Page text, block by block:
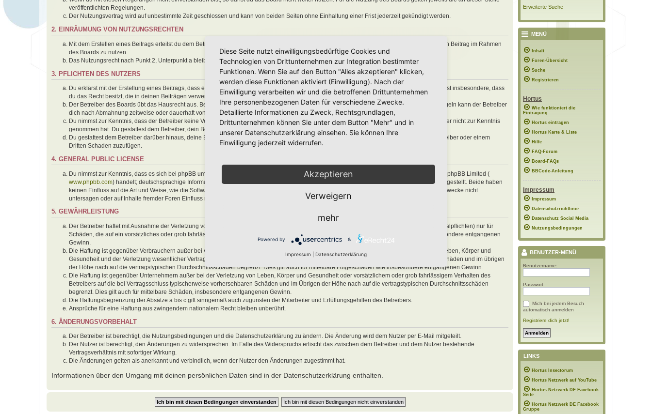
veröffentlichten Regelungen.
Der Nutzungsvertrag wird auf unbestimmte Zeit geschlossen und kann von beiden Seiten ohne Einhaltung einer Frist jederzeit gekündigt werden.
2. EINRÄUMUNG VON NUTZUNGSRECHTEN
Mit dem Erstellen eines Beitrags erteilst du dem Betreiber ein einfaches, zeitlich und räumlich unbeschränktes und unentgeltliches Recht, deinen Beitrag im Rahmen
des Boards zu nutzen.
Das Nutzungsrecht nach Punkt 2, Unterpunkt a bleibt auch nach Kündigung des Nutzungsvertrages bestehen.
3. PFLICHTEN DES NUTZERS
Du erklärst mit der Erstellung eines Beitrags, dass er keine Inhalte enthält, die gegen geltendes Recht oder die guten Sitten verstoßen. Du erklärst insbesondere, dass
du das Recht besitzt, die in deinen Beiträgen verwendeten Links und Bilder zu setzen bzw. zu verwenden.
Der Betreiber des Boards übt das Hausrecht aus. Bei Verstößen gegen diese Nutzungsbedingungen oder anderer im Board veröffentlichten Regeln kann der Betreiber
dich nach Abmahnung zeitweise oder dauerhaft von der Nutzung dieses Boards ausschließen und dir ein Hausverbot erteilen.
Du nimmst zur Kenntnis, dass der Betreiber keine Verantwortung für die Inhalte von Beiträgen übernimmt, die er nicht selbst erstellt hat oder die er nicht zur Kenntnis
genommen hat. Du gestattest dem Betreiber, dein Benutzerkonto, Beiträge und Funktionen jederzeit zu löschen oder zu sperren.
Du gestattest dem Betreiber darüber hinaus, deine Beiträge abzuändern, sofern sie gegen o. g. Regeln verstoßen oder geeignet sind, dem Betreiber oder einem
Dritten Schaden zuzufügen.
4. GENERAL PUBLIC LICENSE
Du nimmst zur Kenntnis, dass es sich bei phpBB um eine unter der „ GNU General Public License v2“ (GPL) bereitgestellten Foren-Software von phpBB Limited (
www.phpbb.com) handelt; deutschsprachige Informationen werden durch die deutschsprachige Community unter
zur Verfügung gestellt. Beide haben
keinen Einfluss auf die Art und Weise, wie die Software verwendet wird. Sie können insbesondere die Verwendung der Software für bestimmte Zwecke nicht
untersagen oder auf Inhalte fremder Foren Einfluss nehmen.
5. GEWÄHRLEISTUNG
Der Betreiber haftet mit Ausnahme der Verletzung von Leben, Körper und Gesundheit und der Verletzung wesentlicher Vertragspflichten (Kardinalpflichten) nur für
Schäden, die auf ein vorsätzliches oder grob fahrlässiges Verhalten zurückzuführen sind. Dies gilt auch für mittelbare Folgeschäden wie insbesondere entgangenen
Gewinn.
Die Haftung ist gegenüber Verbrauchern außer bei vorsätzlichem oder grob fahrlässigem Verhalten oder bei Schäden aus der Verletzung von Leben, Körper und
Gesundheit und der Verletzung wesentlicher Vertragspflichten (Kardinalpflichten) auf die bei Vertragsschluss typischerweise vorhersehbaren Schäden und im übrigen
der Höhe nach auf die vertragstypischen Durchschnittsschäden begrenzt. Dies gilt auch für mittelbare Folgeschäden wie insbesondere entgangenen Gewinn.
Die Haftung ist gegenüber Unternehmern außer bei der Verletzung von Leben, Körper und Gesundheit oder vorsätzlichem oder grob fahrlässigem Verhalten des
Betreibers auf die bei Vertragsschluss typischerweise vorhersehbaren Schäden und im Übrigen der Höhe nach auf die vertragstypischen Durchschnittsschäden
begrenzt. Dies gilt auch für mittelbare Schäden, insbesondere entgangenen Gewinn.
Die Haftungsbegrenzung der Absätze a bis c gilt sinngemäß auch zugunsten der Mitarbeiter und Erfüllungsgehilfen des Betreibers.
Ansprüche für eine Haftung aus zwingendem nationalem Recht bleiben unberührt.
6. ÄNDERUNGSVORBEHALT
Der Betreiber ist berechtigt, die Nutzungsbedingungen und die Datenschutzerklärung zu ändern. Die Änderung wird dem Nutzer per E-Mail mitgeteilt.
Der Nutzer ist berechtigt, den Änderungen zu widersprechen. Im Falle des Widerspruchs erlischt das zwischen dem Betreiber und dem Nutzer bestehende
Vertragsverhältnis mit sofortiger Wirkung.
Die Änderungen gelten als anerkannt und verbindlich, wenn der Nutzer den Änderungen zugestimmt hat.
Informationen über den Umgang mit deinen persönlichen Daten sind in der Datenschutzerklärung enthalten.
Erweiterte Suche
MENÜ
Inhalt
Foren-Übersicht
Suche
Registrieren
Hortus
Wie funktioniert die
Eintragung
Hortus eintragen
Hortus Karte & Liste
Hilfe
FAQ-Forum
Board-FAQs
BBCode-Anleitung
Impressum
Impressum
Datenschutzrichtlinie
Datenschutz Social Media
Nutzungsbedingungen
BENUTZER-MENÜ
Benutzername:
Passwort:
Mich bei jedem Besuch
automatisch anmelden
Registriere dich jetzt!
LINKS
Hortus Insectorum
Hortus Netzwerk auf YouTube
Hortus Netzwerk DE Facebook
Seite
Hortus Netzwerk DE Facebook
Gruppe
Diese Seite nutzt einwilligungsbedürftige Cookies und
Technologien von Drittunternehmen zur Integration bestimmter
Funktionen. Wenn Sie auf den Button "Alles akzeptieren" klicken,
werden diese Funktionen aktiviert (Einwilligung). Nach der
Einwilligung verarbeiten wir und die betroffenen Drittunternehmen
Ihre personenbezogenen Daten für verschiedene Zwecke.
Detaillierte Informationen zu Zweck, Rechtsgrundlagen,
Drittunternehmen können Sie unter dem Button "Mehr" und in
unserer Datenschutzerklärung einsehen. Sie können Ihre
Einwilligung jederzeit widerrufen.
Akzeptieren
Verweigern
mehr
Powered by &
Impressum Datenschutzerklärung